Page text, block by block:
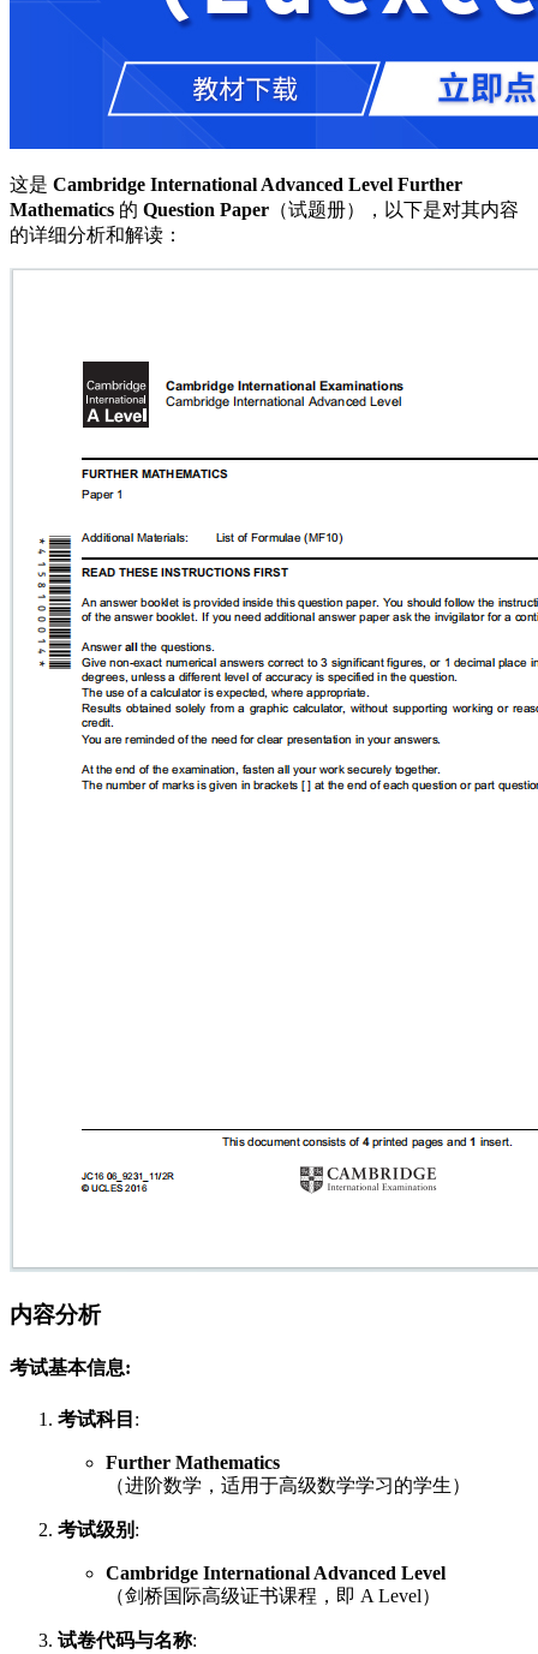
这是 Cambridge International Advanced Level Further
Mathematics 的 Question Paper （试题册），以下是对其内容
的详细分析和解读：
内容分析
考试基本信息:
考试科目 :
Further Mathematics
（进阶数学，适用于高级数学学习的学生）
考试级别 :
Cambridge International Advanced Level
（剑桥国际高级证书课程，即 A Level）
试卷代码与名称: